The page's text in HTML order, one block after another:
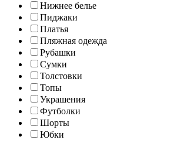
Нижнее белье
Пиджаки
Платья
Пляжная одежда
Рубашки
Сумки
Толстовки
Топы
Украшения
Футболки
Шорты
Юбки